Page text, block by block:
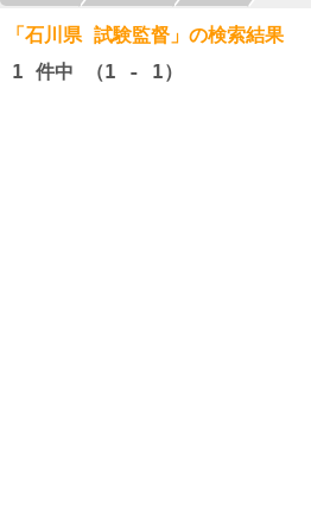
「石川県 試験監督」の検索結果
1 件中 （1 - 1）